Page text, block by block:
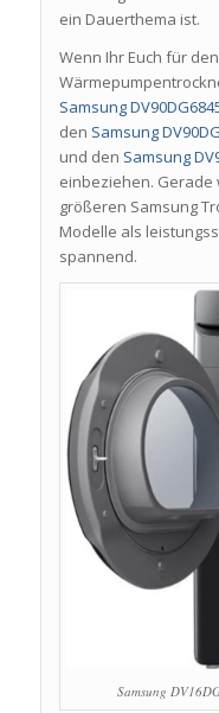
ein Dauerthema ist.
Wenn Ihr Euch für
Samsung
den Samsung
und den Samsung
einbeziehen. Gerade
größeren Samsung
Modelle als
spannend.
Samsung